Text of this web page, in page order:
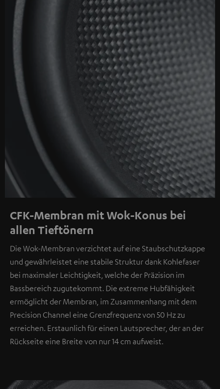
CFK-Membran mit Wok-Konus bei
allen Tieftönern
Die Wok-Membran verzichtet auf eine Staubschutzkappe
und gewährleistet eine stabile Struktur dank Kohlefaser
bei maximaler Leichtigkeit, welche der Präzision im
Bassbereich zugutekommt. Die extreme Hubfähigkeit
ermöglicht der Membran, im Zusammenhang mit dem
Precision Channel eine Grenzfrequenz von 50 Hz zu
erreichen. Erstaunlich für einen Lautsprecher, der an der
Rückseite eine Breite von nur 14 cm aufweist.